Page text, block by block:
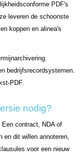
PDF's
leveren de schoonste
koppen en alinea's
bedrijfsrecordsystemen.
PDF.
nodig?
Een contract, NDA of
en dit willen annoteren,
voor een nieuw